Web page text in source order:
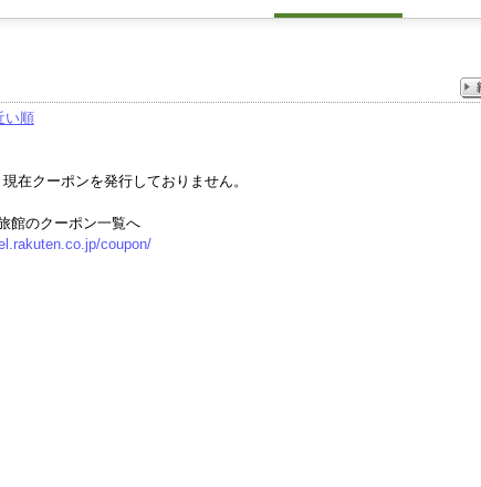
い順
在クーポンを発行しておりません。
館のクーポン一覧へ
coupon/